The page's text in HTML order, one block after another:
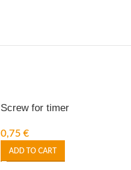
Screw for timer
0,75 €
ADD TO CART